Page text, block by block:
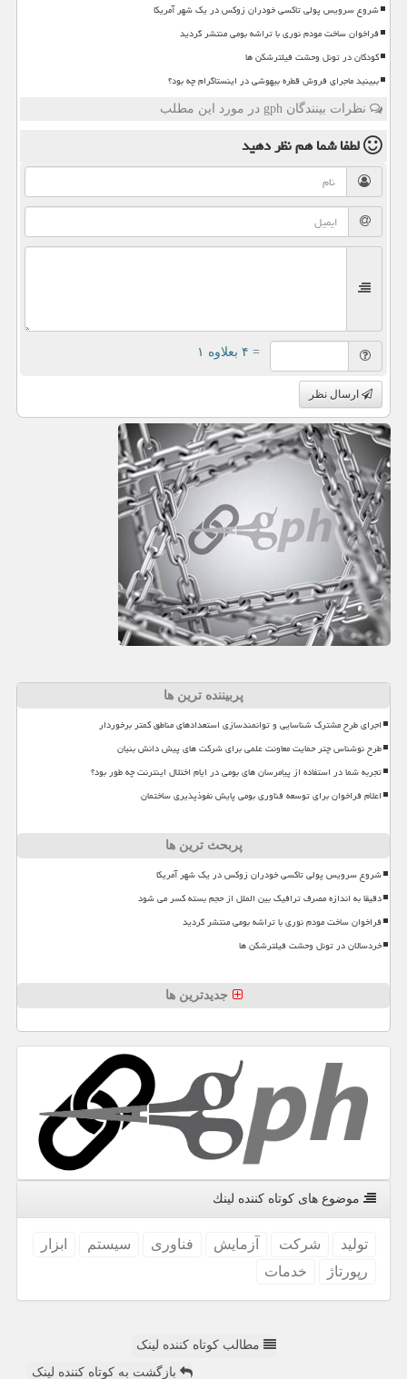
شروع سرویس پولی تاکسی خودران زوکس در یک شهر آمریکا
فراخوان ساخت مودم نوری با تراشه بومی منتشر گردید
کودکان در تونل وحشت فیلترشکن ها
ببینید ماجرای فروش قطره بیهوشی در اینستاگرام چه بود؟
نظرات بینندگان gph در مورد این مطلب
لطفا شما همنظر دهید
= ۴ بعلاوه ۱
ارسال نظر
پربیننده ترین ها
اجرای طرح مشترک شناسایی و توانمندسازی استعدادهای مناطق کمتر برخوردار
طرح نوشناس چتر حمایت معاونت علمی برای شرکت های پیش دانش بنیان
تجربه شما در استفاده از پیامرسان های بومی در ایام اختلال اینترنت چه طور بود؟
اعلام فراخوان برای توسعه فناوری بومی پایش نفوذپذیری ساختمان
پربحث ترین ها
شروع سرویس پولی تاکسی خودران زوکس در یک شهر آمریکا
دقیقا به اندازه مصرف ترافیک بین الملل از حجم بسته کسر می شود
فراخوان ساخت مودم نوری با تراشه بومی منتشر گردید
خردسالان در تونل وحشت فیلترشکن ها
جدیدترین ها
موضوع های كوتاه كننده لینك
تولید شركت آزمایش فناوری سیستم
ابزار
رپورتاژ
خدمات
مطالب کوتاه کننده لینک
بازگشت به کوتاه کننده لینک